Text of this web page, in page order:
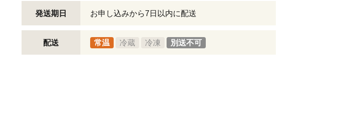
発送期日 お申し込みから7日以内に配送
配送 常温 冷蔵 冷凍 別送不可